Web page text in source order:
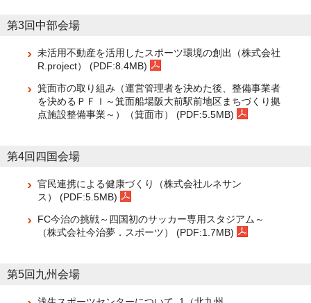
第3回中部会場
未活用不動産を活用したスポーツ環境の創出（株式会社
R.project） (PDF:8.4MB)
箕面市の取り組み（運営管理者を決めた後、整備事業者
を決めるＰＦＩ～箕面船場阪大前駅前地区まちづくり拠
点施設整備事業～）（箕面市） (PDF:5.5MB)
第4回四国会場
官民連携による健康づくり（株式会社ルネサン
ス） (PDF:5.5MB)
FC今治の挑戦～四国初のサッカー専用スタジアム～
（株式会社今治夢．スポーツ） (PDF:1.7MB)
第5回九州会場